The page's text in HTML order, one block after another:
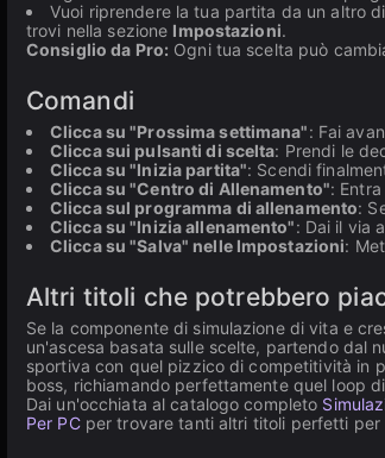
Vuoi riprendere la tua partita da un altro
trovi nella sezione Impostazioni.
Consiglio da Pro: Ogni tua scelta può
Comandi
Clicca su "Prossima settimana": Fai
Clicca sui pulsanti di scelta: Prendi le
Clicca su "Inizia partita": Scendi
Clicca su "Centro di Allenamento":
Clicca sul programma di allenamento:
Clicca su "Inizia allenamento": Dai il via
Clicca su "Salva" nelle Impostazioni:
Altri titoli che potrebbero
Se la componente di simulazione di vita e
un'ascesa basata sulle scelte, partendo dal
sportiva con quel pizzico di competitività in
boss, richiamando perfettamente quel loop
Dai un'occhiata al catalogo completo
Per PCper trovare tanti altri titoli perfetti per